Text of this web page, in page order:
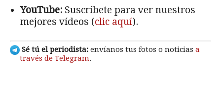
YouTube: Suscríbete para ver nuestros
mejores vídeos (clic aquí).
Sé tú el periodista: envíanos tus fotos o noticias a
través de Telegram.